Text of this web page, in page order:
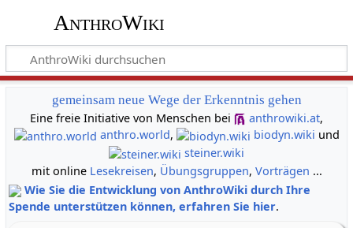
AnthroWiki
gemeinsam neue Wege der Erkenntnis gehen
Eine freie Initiative von Menschen bei
anthrowiki.at,
anthro.world, biodyn.wiki und
steiner.wiki
mit online Lesekreisen, Übungsgruppen, Vorträgen ...
Wie Sie die Entwicklung von AnthroWiki durch Ihre
Spende unterstützen können, erfahren Sie hier.